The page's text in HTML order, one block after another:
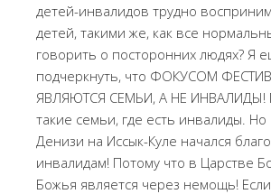
детей-инвалидов трудно
детей, такими же, как все
говорить о посторонних людях? Я
подчеркнуть, что ФОКУСОМ
ЯВЛЯЮТСЯ СЕМЬИ, А НЕ ИНВАЛИДЫ!
такие семьи, где есть инвалиды.
Денизи на Иссык-Куле начался
инвалидам! Потому что в Царстве
Божья является через немощь!